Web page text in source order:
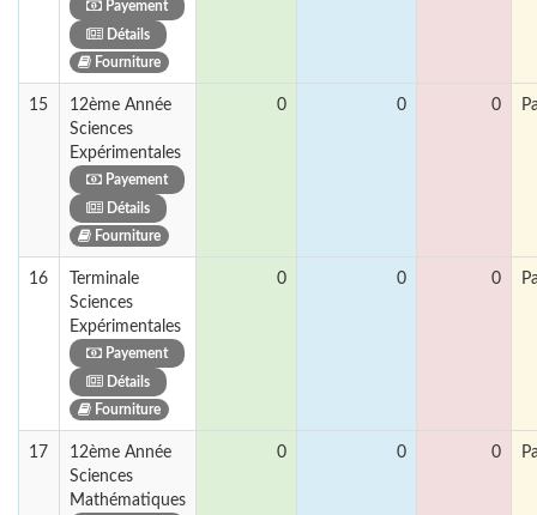
Payement
Détails
Fourniture
15
12ème Année
Sciences
Expérimentales
Payement
Détails
Fourniture
0 0 0
16
Terminale
Sciences
Expérimentales
Payement
Détails
Fourniture
0 0 0
17
12ème Année
Sciences
Mathématiques
0 0 0